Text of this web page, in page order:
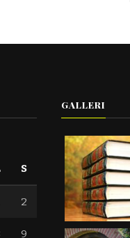
S
2
9
GALLERI